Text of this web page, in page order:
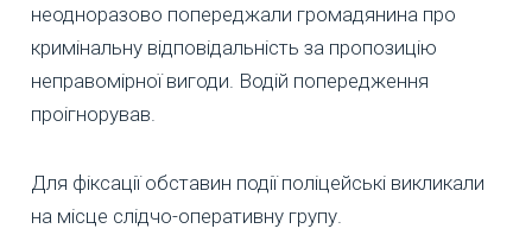
неодноразово попереджали громадянина про
кримінальну відповідальність за пропозицію
неправомірної вигоди. Водій попередження
проігнорував.
Для фіксації обставин події поліцейські викликали
на місце слідчо-оперативну групу.